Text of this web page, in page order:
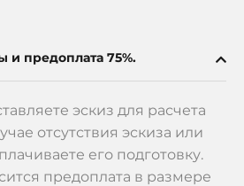
и предоплата 75%.
эскиз для расчета
отсутствия эскиза или
его подготовку.
предоплата в размере